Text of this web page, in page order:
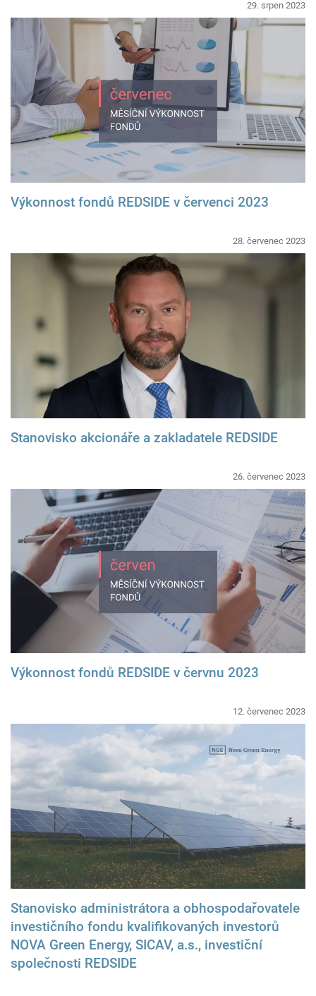
29. srpen 2023
Výkonnost fondů REDSIDE v červenci 2023
28. červenec 2023
Stanovisko akcionáře a zakladatele REDSIDE
26. červenec 2023
Výkonnost fondů REDSIDE v červnu 2023
12. červenec 2023
Stanovisko administrátora a obhospodařovatele
investičního fondu kvalifikovaných investorů
NOVA Green Energy, SICAV, a.s., investiční
společnosti REDSIDE